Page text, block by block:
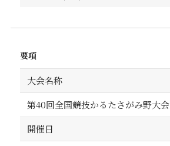
要項
大会名称
第40回全国競技かるたさがみ野大会
開催日